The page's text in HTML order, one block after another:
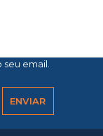
email.